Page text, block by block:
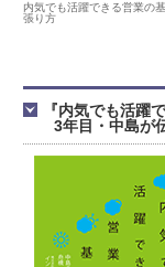
内気でも活躍できる営業の
張り方
『内気でも活
3年目・中島が